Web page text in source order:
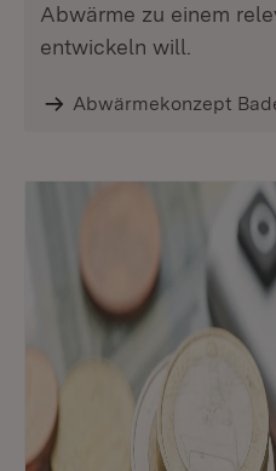
Abwärme zu einem
entwickeln will.
Abwärmekonzept